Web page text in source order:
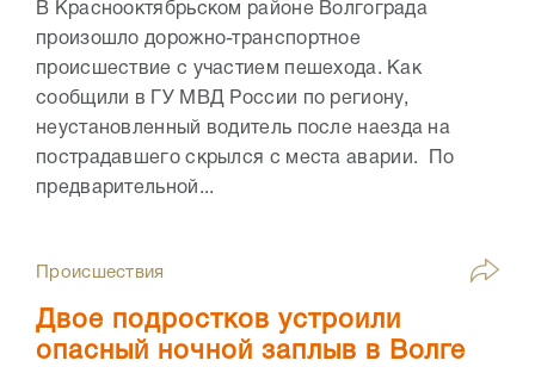
В Краснооктябрьском районе Волгограда
произошло дорожно-транспортное
происшествие с участием пешехода. Как
сообщили в ГУ МВД России по региону,
неустановленный водитель после наезда на
пострадавшего скрылся с места аварии. По
предварительной...
Происшествия
Двое подростков устроили
опасный ночной заплыв в Волге